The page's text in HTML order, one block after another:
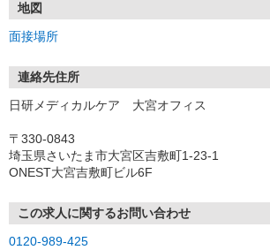
地図
面接場所
連絡先住所
日研メディカルケア 大宮オフィス
〒330-0843
埼玉県さいたま市大宮区吉敷町1-23-1
ONEST大宮吉敷町ビル6F
この求人に関するお問い合わせ
0120-989-425